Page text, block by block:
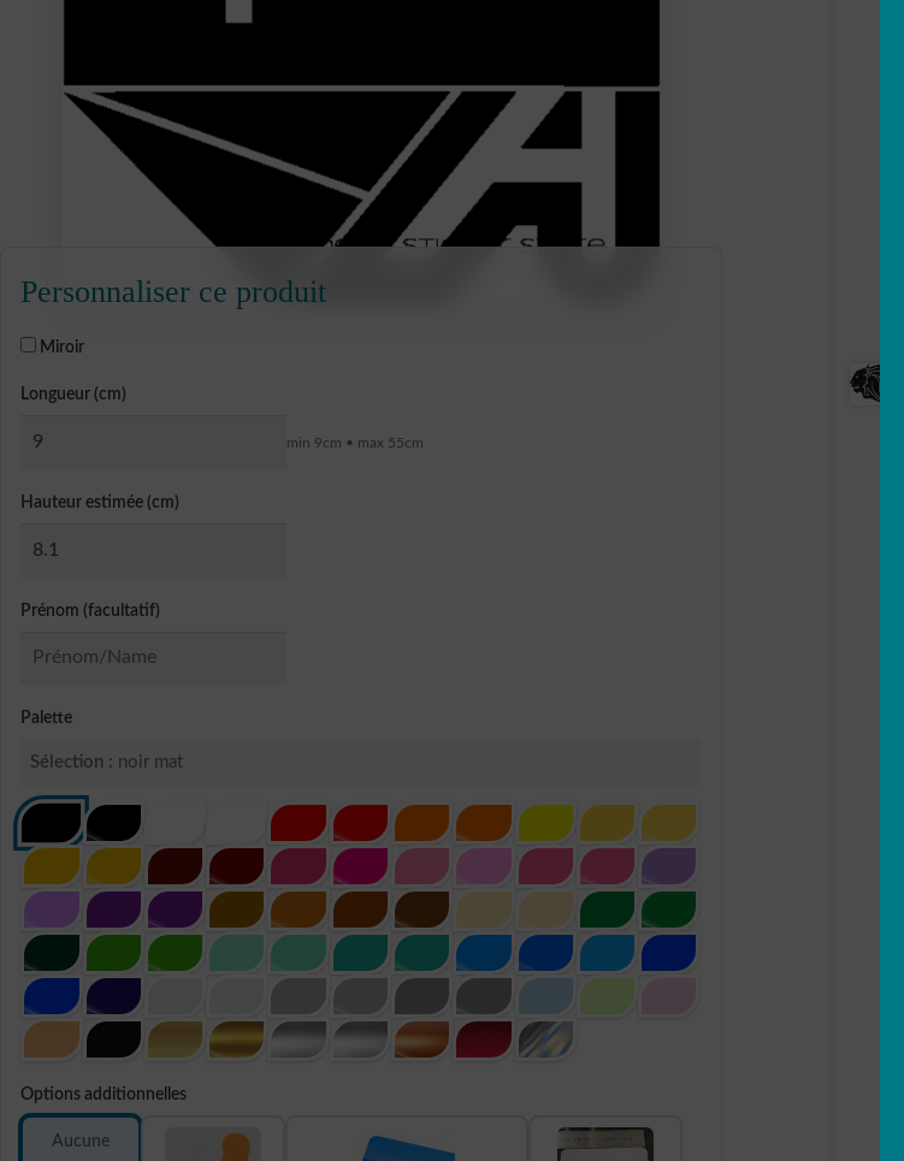
Personnaliser ce produit
Miroir
Longueur (cm)
min 9cm • max 55cm
Hauteur estimée (cm)
Prénom (facultatif)
Palette
Sélection : noir mat
Options additionnelles
Aucune